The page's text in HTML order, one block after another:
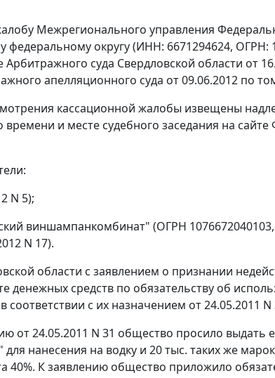
Межрегионального управления
округу (ИНН: 6671294624, ОГРН:
суда Свердловской области от
апелляционного суда от 09.06.2012 по
кассационной жалобы извещены
и месте судебного заседания на сайте
N 5);
виншампанкомбинат" (ОГРН
N 17).
области с заявлением о признании
денежных средств по обязательству об
с их назначением от 24.05.2011 N
от 24.05.2011 N 31 общество просило выдать
нанесения на водку и 20 тыс. таких же
40%. К заявлению общество приложило